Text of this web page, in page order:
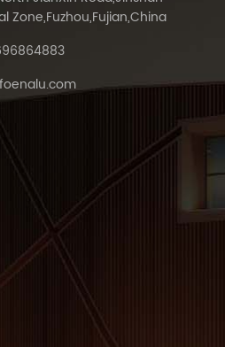
Zone,Fuzhou,Fujian,China